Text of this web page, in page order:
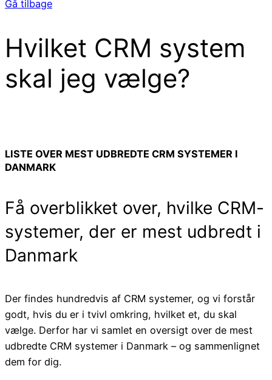
Gå tilbage
Hvilket CRM system
skal jeg vælge?
LISTE OVER MEST UDBREDTE CRM SYSTEMER I
DANMARK
Få overblikket over, hvilke CRM-
systemer, der er mest udbredt i
Danmark
Der findes hundredvis af CRM systemer, og vi forstår
godt, hvis du er i tvivl omkring, hvilket et, du skal
vælge. Derfor har vi samlet en oversigt over de mest
udbredte CRM systemer i Danmark – og sammenlignet
dem for dig.